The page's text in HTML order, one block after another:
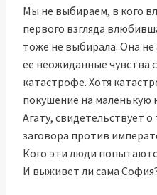
Мы не выбираем, в кого
первого взгляда
тоже не выбирала. Она
ее неожиданные чувства
катастрофе. Хотя
покушение на маленькую
Агату, свидетельствует
заговора против
Кого эти люди
И выживет ли сама